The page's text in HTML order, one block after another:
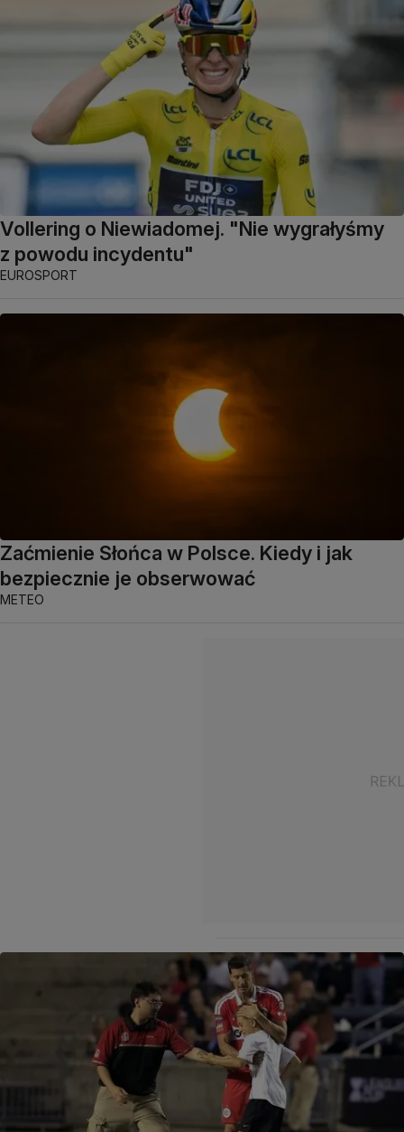
Vollering o Niewiadomej. "Nie wygrałyśmy
z powodu incydentu"
EUROSPORT
Zaćmienie Słońca w Polsce. Kiedy i jak
bezpiecznie je obserwować
METEO